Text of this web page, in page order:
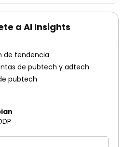
a AI Insights
de tendencia
de pubtech y adtech
pubtech